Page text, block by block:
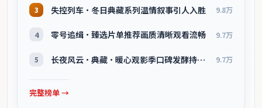
3 失控列车·冬日典藏系列温情叙事引人入胜 9.8万
4 零号追缉·臻选片单推荐画质清晰观看流畅 9.7万
5 长夜风云·典藏·暖心观影季口碑发酵持续升温 9.7万
完整榜单 →